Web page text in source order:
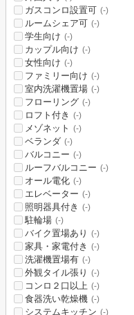
ガスコンロ設置可 (-)
ルームシェア可 (-)
学生向け (-)
カップル向け (-)
女性向け (-)
ファミリー向け (-)
室内洗濯機置場 (-)
フローリング (-)
ロフト付き (-)
メゾネット (-)
ベランダ (-)
バルコニー (-)
ルーフバルコニー (-)
オール電化 (-)
エレベーター (-)
照明器具付き (-)
駐輪場 (-)
バイク置場あり (-)
家具・家電付き (-)
洗濯機置場有 (-)
外観タイル張り (-)
コンロ２口以上 (-)
食器洗い乾燥機 (-)
システムキッチン (-)